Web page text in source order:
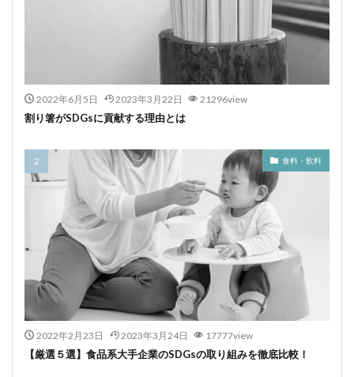
2022年6月5日 2023年3月22日 21296view
割り箸がSDGsに貢献する理由とは
食料・飲料
2022年2月23日 2023年3月24日 17777view
【厳選５選】食品系大手企業のSDGsの取り組みを徹底比較！